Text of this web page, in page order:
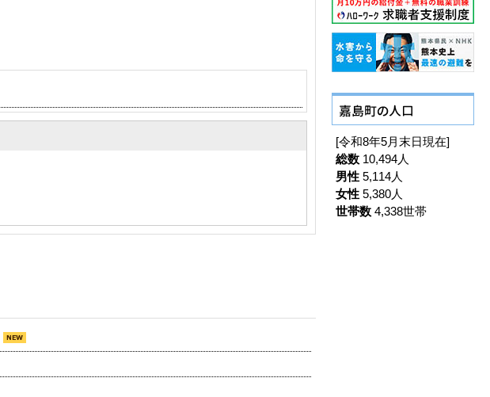
[令和8年5月末日現在]
総数 10,494人
男性 5,114人
女性 5,380人
世帯数 4,338世帯